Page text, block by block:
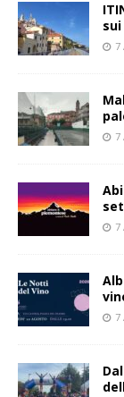
7
7
7
7